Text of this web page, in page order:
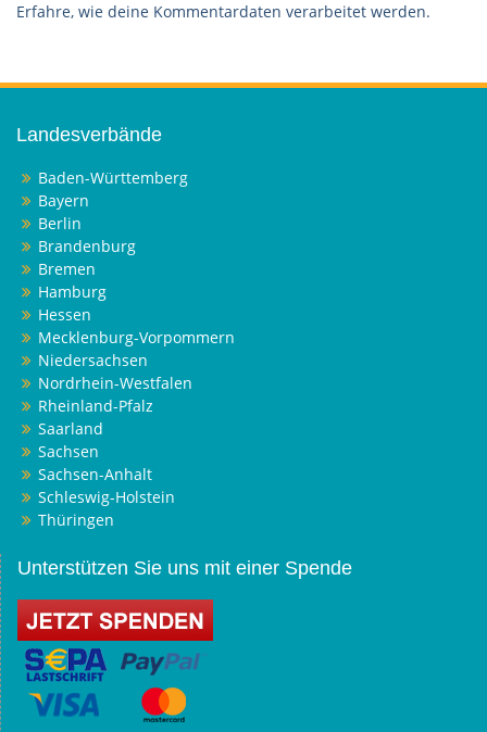
Erfahre, wie deine Kommentardaten verarbeitet werden.
Landesverbände
Baden-Württemberg
Bayern
Berlin
Brandenburg
Bremen
Hamburg
Hessen
Mecklenburg-Vorpommern
Niedersachsen
Nordrhein-Westfalen
Rheinland-Pfalz
Saarland
Sachsen
Sachsen-Anhalt
Schleswig-Holstein
Thüringen
Unterstützen Sie uns mit einer Spende